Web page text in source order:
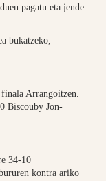
pagatu eta jende
bukatzeko,
Arrangoitzen.
Biscouby Jon-
34-10
kontra ariko